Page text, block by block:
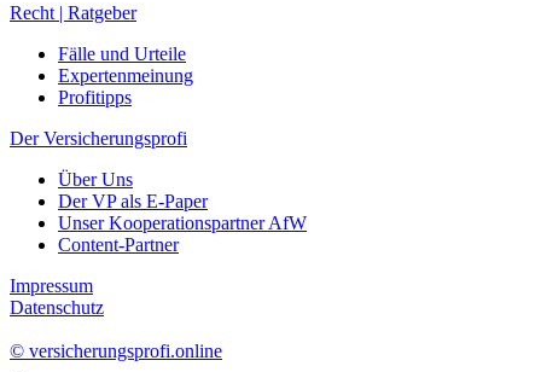
Recht | Ratgeber
Fälle und Urteile
Expertenmeinung
Profitipps
Der Versicherungsprofi
Über Uns
Der VP als E-Paper
Unser Kooperationspartner AfW
Content-Partner
Impressum
Datenschutz
© versicherungsprofi.online